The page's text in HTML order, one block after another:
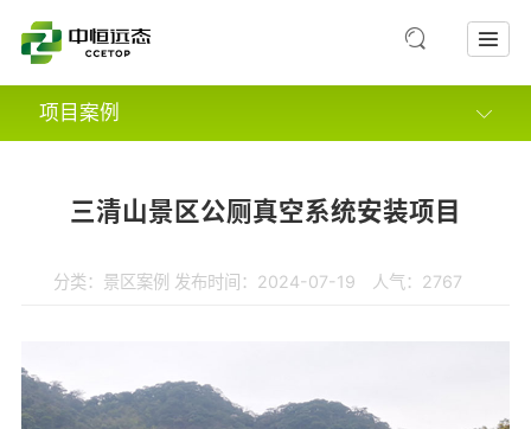
项目案例
景区案例
综合体及其他案例
三清山景区公厕真空系统安装项目
分类： 景区案例 发布时间：2024-07-19 人气：2767